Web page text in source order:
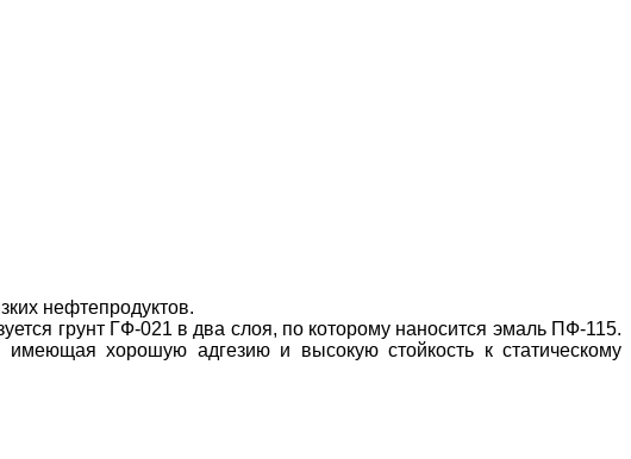
нефтепродуктов.
грунт ГФ-021 в два слоя, по которому наносится эмаль ПФ-115.
хорошую адгезию и высокую стойкость к статическому